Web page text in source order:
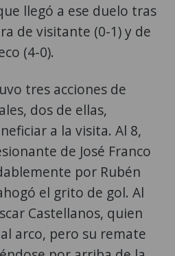
llegó a ese duelo tras
de visitante (0-1) y de
(4-0).
tres acciones de
dos de ellas,
a la visita. Al 8,
de José Franco
por Rubén
el grito de gol. Al
Castellanos, quien
arco, pero su remate